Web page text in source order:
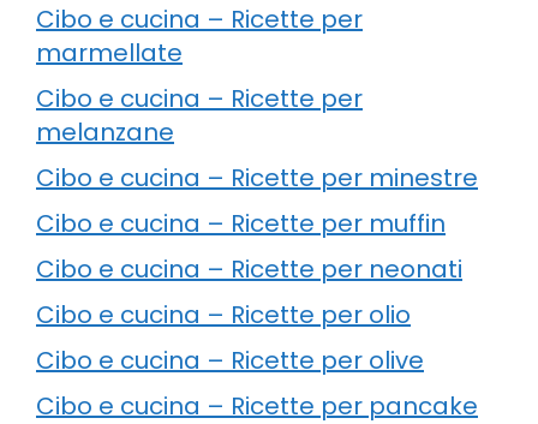
Cibo e cucina – Ricette per
marmellate
Cibo e cucina – Ricette per
melanzane
Cibo e cucina – Ricette per minestre
Cibo e cucina – Ricette per muffin
Cibo e cucina – Ricette per neonati
Cibo e cucina – Ricette per olio
Cibo e cucina – Ricette per olive
Cibo e cucina – Ricette per pancake